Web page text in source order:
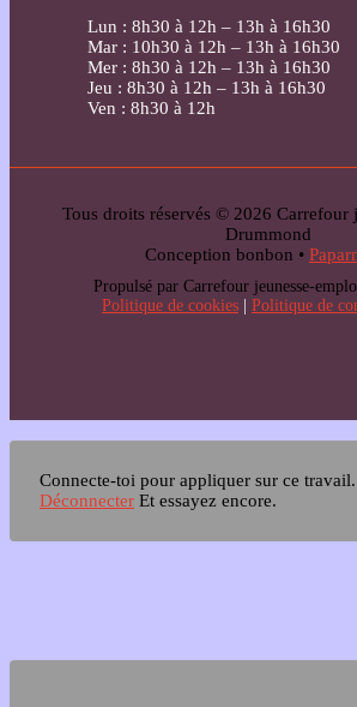
Lun : 8h30 à 12h – 13h à 16h30
Mar : 10h30 à 12h – 13h à 16h30
Mer : 8h30 à 12h – 13h à 16h30
Jeu : 8h30 à 12h – 13h à 16h30
Ven : 8h30 à 12h
Tous droits réservés © 2026 Carrefour
Drummond
Conception bonbon •
Propulsé par Carrefour jeunesse-
Politique de cookies | Politique de
Connecte-toi pour appliquer sur ce travail.
Déconnecter Et essayez encore.